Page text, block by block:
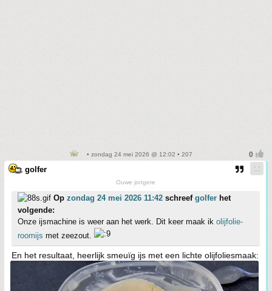
• zondag 24 mei 2026 @ 12:02 • 207
golfer
Ouwe jongere
Op zondag 24 mei 2026 11:42 schreef golfer het
volgende:
Onze ijsmachine is weer aan het werk. Dit keer maak ik olijfolie-
roomijs met zeezout.
En het resultaat, heerlijk smeuïg ijs met een lichte olijfoliesmaak: